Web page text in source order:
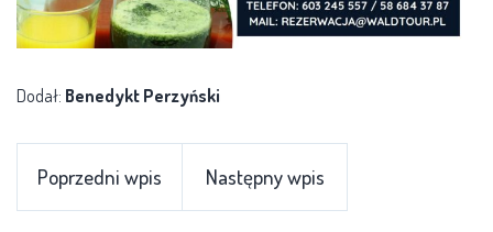
Dodał: Benedykt Perzyński
Poprzedni wpis Następny wpis